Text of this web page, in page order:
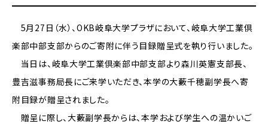
5月27日（水）、OKB岐阜大学プラザにおいて、岐阜大学工業倶
楽部中部支部からのご寄附に伴う目録贈呈式を執り行いました。
当日は、岐阜大学工業倶楽部中部支部より森川英憲支部長、
豊吉滋事務局長にご来学いただき、本学の大藪千穂副学長へ寄
附目録が贈呈されました。
贈呈に際し、大藪副学長からは、本学および学生への温かいご